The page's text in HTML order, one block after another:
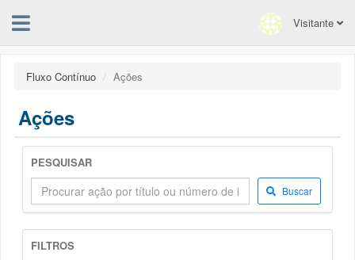
Visitante
Fluxo Contínuo Ações
Ações
PESQUISAR
Buscar
FILTROS